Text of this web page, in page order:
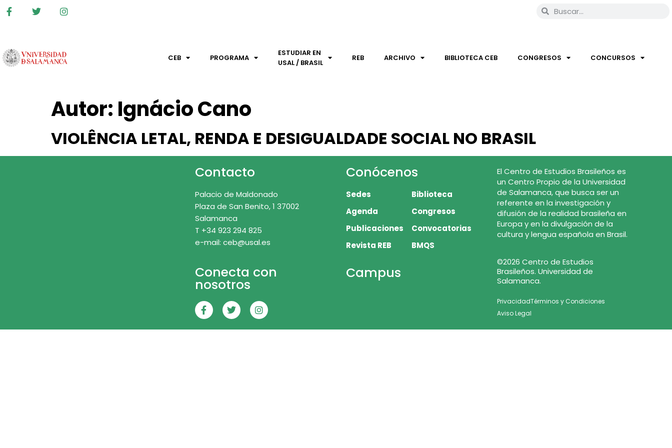
CEB PROGRAMA
ESTUDIAR EN
USAL / BRASIL
REB ARCHIVO BIBLIOTECA CEB CONGRESOS CONCURSOS
Autor: Ignácio Cano
VIOLÊNCIA LETAL, RENDA E DESIGUALDADE SOCIAL NO BRASIL
Contacto
Palacio de Maldonado
Plaza de San Benito, 1 37002
Salamanca
T +34 923 294 825
e-mail: ceb@usal.es
Conecta con
nosotros
Conócenos
Sedes
Agenda
Publicaciones
Revista REB
Biblioteca
Congresos
Convocatorias
BMQS
Campus
El Centro de Estudios Brasileños es
un Centro Propio de la Universidad
de Salamanca, que busca ser un
referente en la investigación y
difusión de la realidad brasileña en
Europa y en la divulgación de la
cultura y lengua española en Brasil.
©2026 Centro de Estudios
Brasileños. Universidad de
Salamanca.
PrivacidadTérminos y Condiciones
Aviso Legal